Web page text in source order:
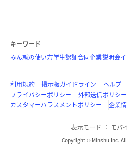
キーワード
みん就の使い方学生認証合同企業説明会
利用規約 掲示板ガイドライン ヘルプ
プライバシーポリシー
外部送信ポリシー
カスタマーハラスメントポリシー
企業
表示モード モバ
Copyright © Minshu Inc.